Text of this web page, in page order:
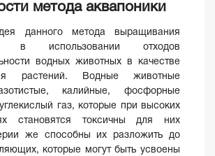
метода аквапоники
данного метода выращивания
в использовании отходов
водных животных в качестве
растений. Водные животные
калийные, фосфорные
газ, которые при высоких
становятся токсичны для них
же способны их разложить до
которые могут быть усвоены